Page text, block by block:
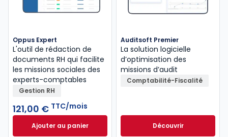
Oppus Expert
L'outil de rédaction de
documents RH qui facilite
les missions sociales des
experts-comptables
Gestion RH
121,00 € TTC/mois
Ajouter au panierOppus Expert à 121,00 € TTC/mois
Auditsoft Premier
La solution logicielle
d’optimisation des
missions d’audit
Comptabilité-Fiscalité
Découvrir